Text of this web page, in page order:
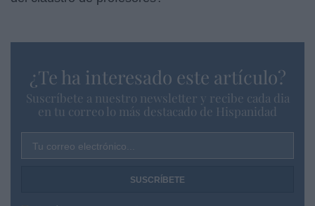
¿Te ha interesado este artículo?
Suscríbete a nuestro newsletter y recibe cada dia
en tu correo lo más destacado de Hispanidad
Tu correo electrónico...